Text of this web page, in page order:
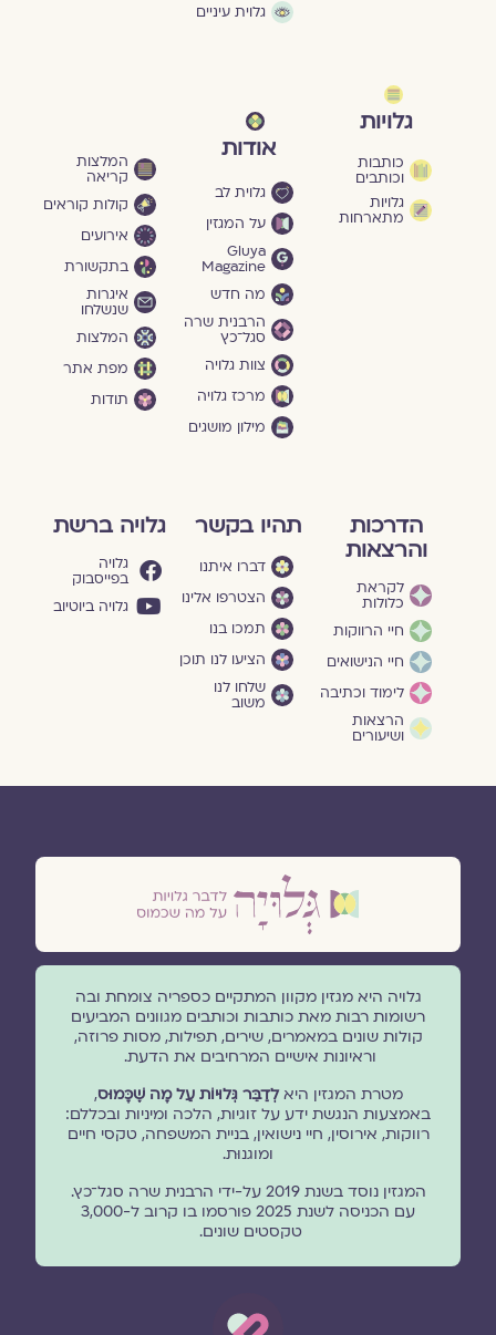
גלוית עיניים
גלויות
כותבות
וכותבים
גלויות
מתארחות
אודות
גלוית לב
על המגזין
Gluya
Magazine
מה חדש
הרבנית שרה
סגל־כץ
צוות גלויה
מרכז גלויה
מילון מושגים
המלצות
קריאה
קולות קוראים
אירועים
בתקשורת
איגרות
שנשלחו
המלצות
מפת אתר
תודות
הדרכות
והרצאות
לקראת
כלולות
חיי הרווקות
חיי הנישואים
לימוד וכתיבה
הרצאות
ושיעורים
תהיו בקשר
דברו איתנו
הצטרפו אלינו
תמכו בנו
הציעו לנו תוכן
שלחו לנו
משוב
גלויה ברשת
גלויה
בפייסבוק
גלויה ביוטיוב
גלויה היא מגזין מקוון המתקיים כספריה צומחת ובה
רשומות רבות מאת כותבות וכותבים מגוונים המביעים
קולות שונים במאמרים, שירים, תפילות, מסות פרוזה,
וראיונות אישיים המרחיבים את הדעת.
מטרת המגזין היאלְדַבֵּר גְּלוּיוֹת עַל מָה שֶׁכָּמוּס,
באמצעות הנגשת ידע על זוגיות, הלכה ומיניות ובכללם:
רווקות, אירוסין, חיי נישואין, בניית המשפחה, טקסי חיים
ומוגנוּת.
המגזין נוסד בשנת 2019 על-ידי הרבנית שרה סגל־כץ.
עם הכניסה לשנת 2025 פורסמו בו קרוב ל-3,000
טקסטים שונים.